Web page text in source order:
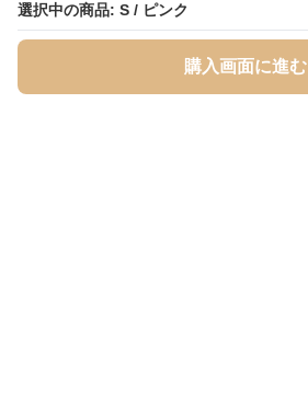
選択中の商品: S / ピンク
購入画面に進む
選択中の商品: S / ピンク
購入画面に進む